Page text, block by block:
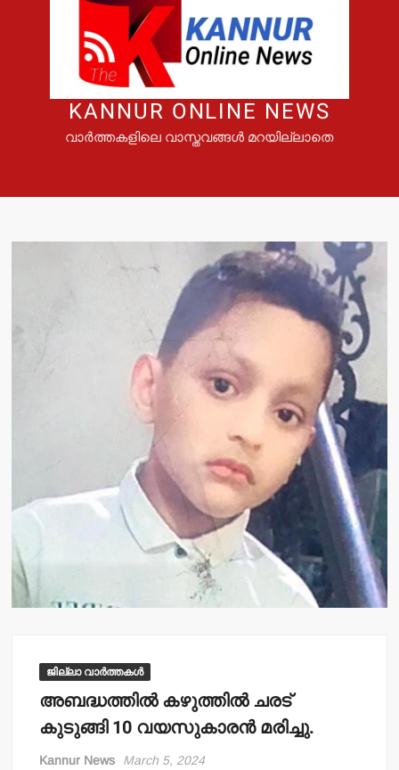
KANNUR ONLINE NEWS
വാർത്തകളിലെ വാസ്തവങ്ങൾ മറയില്ലാതെ
ജില്ലാ വാർത്തകൾ
അബദ്ധത്തില്‍ കഴുത്തില്‍ ചരട്
കുടുങ്ങി 10 വയസുകാരന്‍ മരിച്ചു.
Kannur News March 5, 2024